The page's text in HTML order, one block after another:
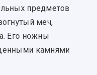
предметов
меч,
Его ножны
камнями